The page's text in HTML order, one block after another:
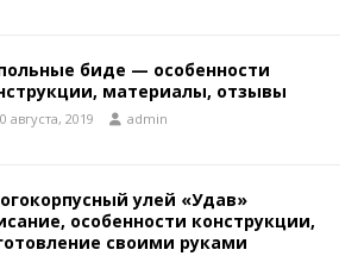
биде — особенности
материалы, отзывы
августа, 2019 admin
улей «Удав»
особенности конструкции,
своими руками